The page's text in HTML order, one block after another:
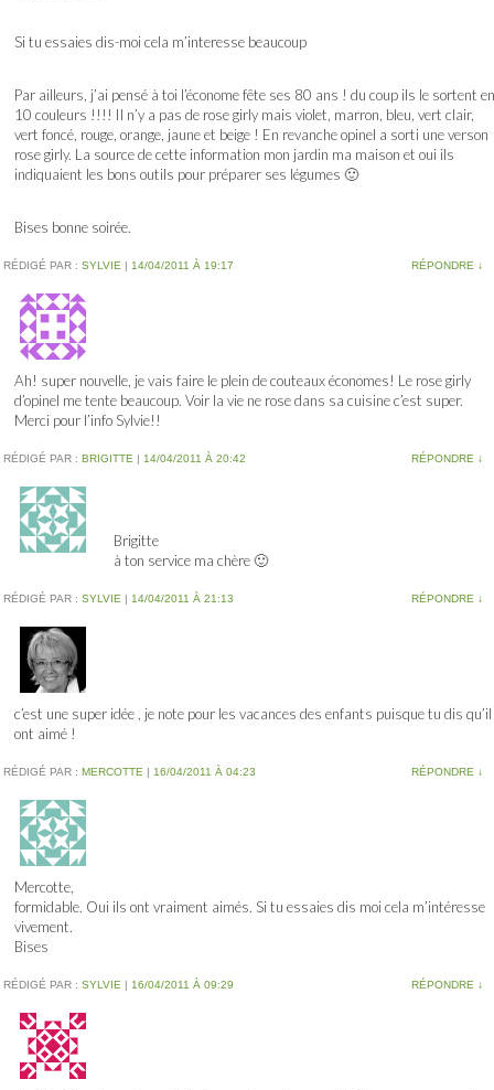
Si tu essaies dis-moi cela m’interesse beaucoup
Par ailleurs, j’ai pensé à toi l’économe fête ses 80 ans ! du coup ils le sortent en
10 couleurs !!!! Il n’y a pas de rose girly mais violet, marron, bleu, vert clair,
vert foncé, rouge, orange, jaune et beige ! En revanche opinel a sorti une verson
rose girly. La source de cette information mon jardin ma maison et oui ils
indiquaient les bons outils pour préparer ses légumes 🙂
Bises bonne soirée.
RÉDIGÉ PAR : SYLVIE | 14/04/2011 À 19:17 RÉPONDRE ↓
Ah! super nouvelle, je vais faire le plein de couteaux économes! Le rose girly
d’opinel me tente beaucoup. Voir la vie ne rose dans sa cuisine c’est super.
Merci pour l’info Sylvie!!
RÉDIGÉ PAR : BRIGITTE | 14/04/2011 À 20:42 RÉPONDRE ↓
Brigitte
à ton service ma chère 🙂
RÉDIGÉ PAR : SYLVIE | 14/04/2011 À 21:13 RÉPONDRE ↓
c’est une super idée , je note pour les vacances des enfants puisque tu dis qu’il
ont aimé !
RÉDIGÉ PAR : MERCOTTE | 16/04/2011 À 04:23 RÉPONDRE ↓
Mercotte,
formidable. Oui ils ont vraiment aimés. Si tu essaies dis moi cela m’intéresse
vivement.
Bises
RÉDIGÉ PAR : SYLVIE | 16/04/2011 À 09:29 RÉPONDRE ↓